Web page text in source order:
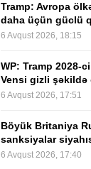
Tramp: Avropa
daha üçün güclü
6 Avqust 2026, 18:15
WP: Tramp 2028-
Vensi gizli şəkildə
6 Avqust 2026, 17:51
Böyük Britaniya
sanksiyalar
6 Avqust 2026, 17:40